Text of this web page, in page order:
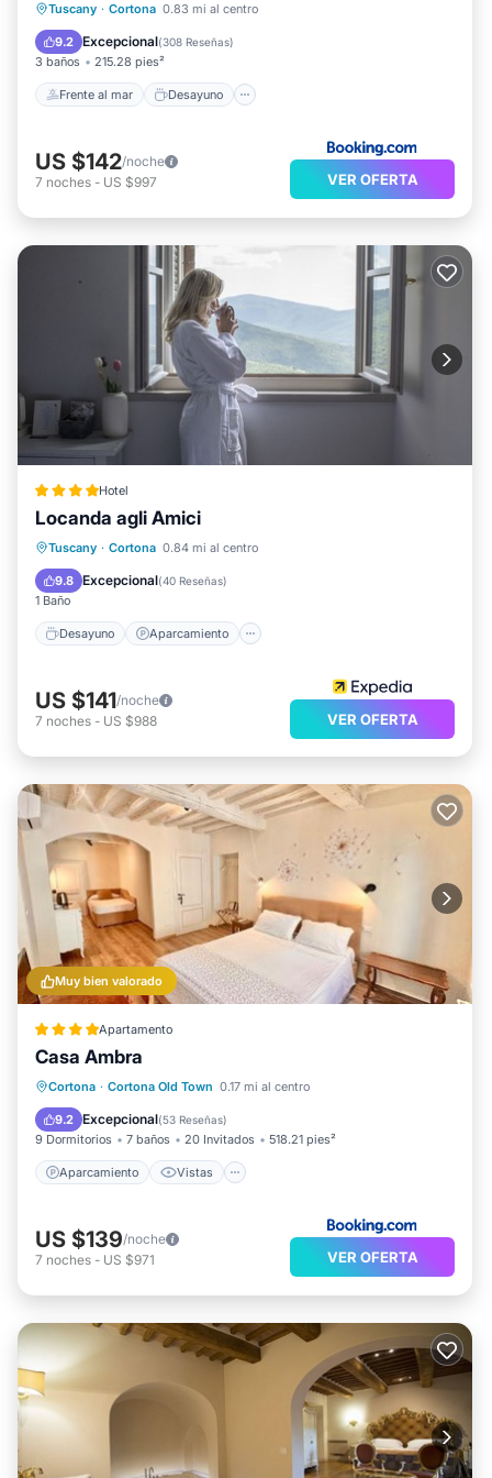
Tuscany · Cortona 0.83 mi al centro
9.2 Excepcional(308 Reseñas)
3 baños 215.28 pies²
Frente al mar Desayuno
Estación de carga para vehículos eléctricos
Aparcamiento
US $142/noche
7 noches - US $997 VER OFERTA
Hotel
Locanda agli Amici
Tuscany · Cortona 0.84 mi al centro
9.8 Excepcional(40 Reseñas)
1 Baño
Desayuno Aparcamiento
Desayuno Aparcamiento
Balcón/Terraza
US $141/noche
7 noches - US $988 VER OFERTA
Muy bien valorado
Apartamento
Casa Ambra
Cortona · Cortona Old Town 0.17 mi al centro
9.2 Excepcional(53 Reseñas)
9 Dormitorios 7 baños 20 Invitados 518.21 pies²
Aparcamiento Vistas
Aparcamiento
Vistas
Aire acondicionado
US $139/noche
7 noches - US $971 VER OFERTA